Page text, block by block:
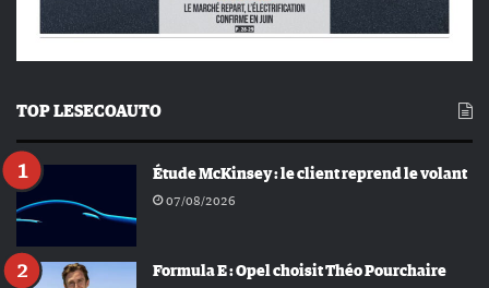
TOP LESECOAUTO
Étude McKinsey : le client reprend le volant
07/08/2026
Formula E : Opel choisit Théo Pourchaire